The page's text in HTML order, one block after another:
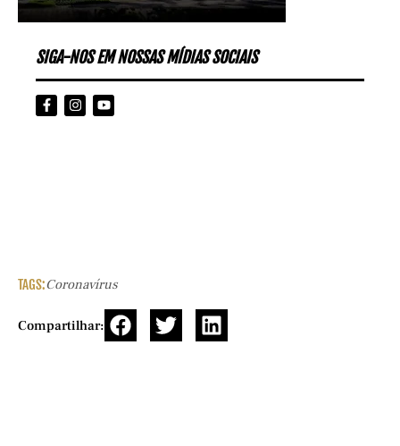
SIGA-NOS EM NOSSAS MÍDIAS SOCIAIS
TAGS:Coronavírus
Compartilhar: